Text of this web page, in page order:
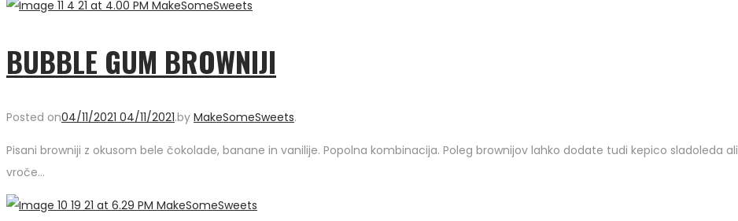
BUBBLE GUM BROWNIJI
Posted on04/11/2021 04/11/2021.by MakeSomeSweets.
Pisani browniji z okusom bele čokolade, banane in vanilije. Popolna kombinacija. Poleg brownijov lahko dodate tudi kepico sladoleda ali
vroče…